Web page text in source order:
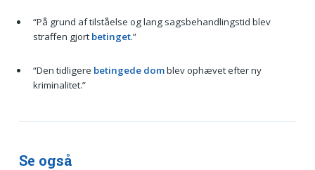
“På grund af tilståelse og lang sagsbehandlingstid blev
straffen gjort betinget.”
“Den tidligere betingede domblev ophævet efter ny
kriminalitet.”
Se også